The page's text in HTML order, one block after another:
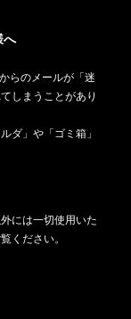
へ
らのメールが「迷
しまうことがあり
ダ」や「ゴミ箱」
には一切使用いた
ください。